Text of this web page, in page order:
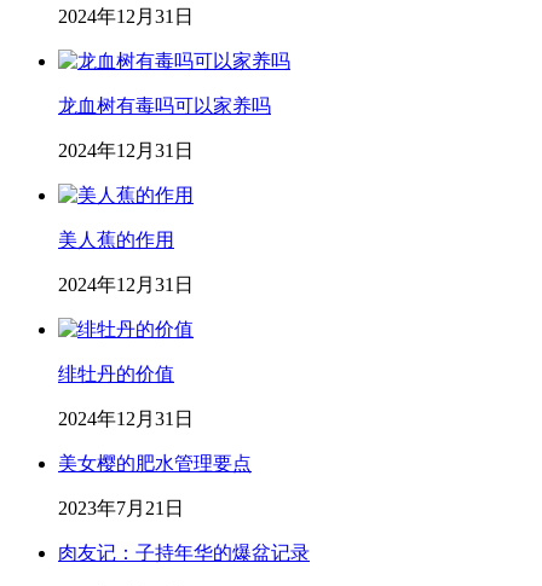
2024年12月31日
龙血树有毒吗可以家养吗
2024年12月31日
美人蕉的作用
2024年12月31日
绯牡丹的价值
2024年12月31日
美女樱的肥水管理要点
2023年7月21日
肉友记：子持年华的爆盆记录